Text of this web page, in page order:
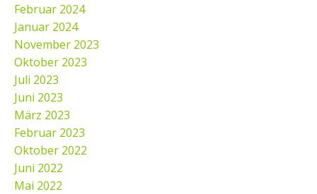
Februar 2024
Januar 2024
November 2023
Oktober 2023
Juli 2023
Juni 2023
März 2023
Februar 2023
Oktober 2022
Juni 2022
Mai 2022